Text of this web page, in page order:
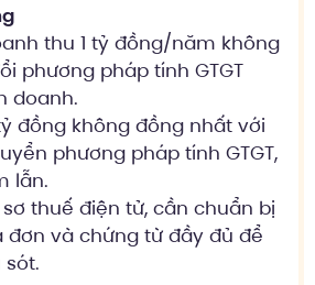
thu 1 tỷ đồng/năm không
phương pháp tính GTGT
doanh.
đồng không đồng nhất với
phương pháp tính GTGT,
lẫn.
thuế điện tử, cần chuẩn bị
đơn và chứng từ đầy đủ để